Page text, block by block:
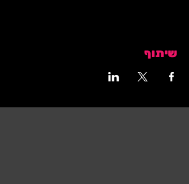
שיתוף